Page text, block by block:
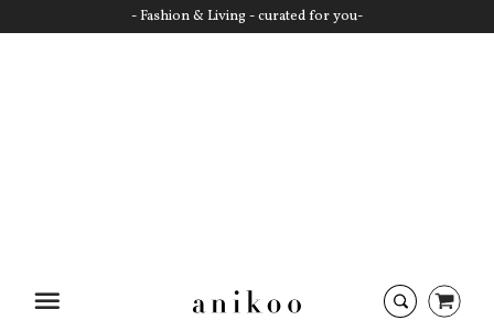
- Fashion & Living - curated for you-